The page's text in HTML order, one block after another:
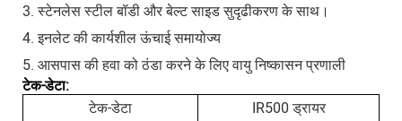
3. स्टेनलेस स्टील बॉडी और बेल्ट साइड सुदृढीकरण के साथ।
4. इनलेट की कार्यशील ऊंचाई समायोज्य
5. आसपास की हवा को ठंडा करने के लिए वायु निष्कासन प्रणाली
टेक-डेटा:
टेक-डेटा
IR500 ड्रायर